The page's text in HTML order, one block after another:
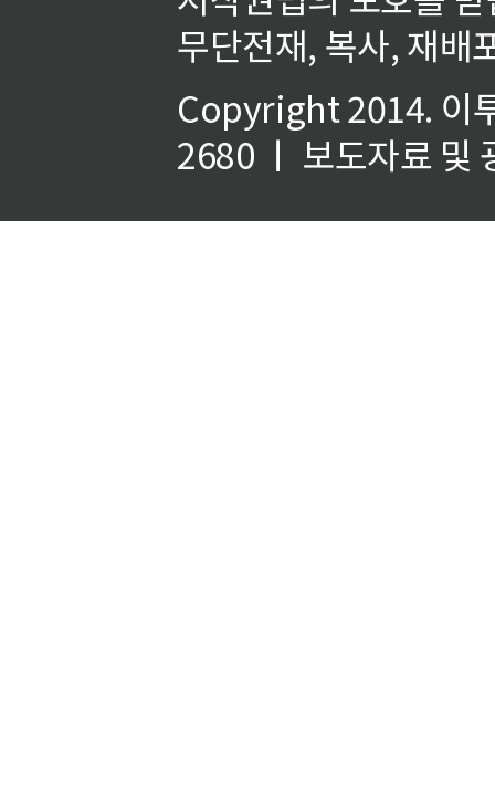
무단전재, 복사, 재배
Copyright 2014. 이
2680 ㅣ 보도자료